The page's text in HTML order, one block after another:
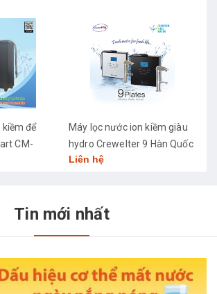
kiềm để
CM-
Máy lọc nước ion kiềm giàu
hydro Crewelter 9 Hàn Quốc
Liên hệ
Tin mới nhất